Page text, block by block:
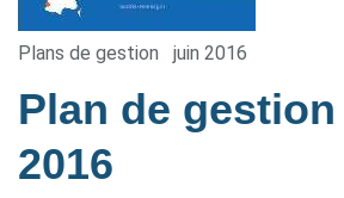
Plans de gestion juin 2016
Plan de
2016